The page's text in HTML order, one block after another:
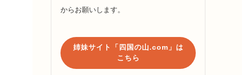
からお願いします。
姉妹サイト「四国の山.com」は
こちら